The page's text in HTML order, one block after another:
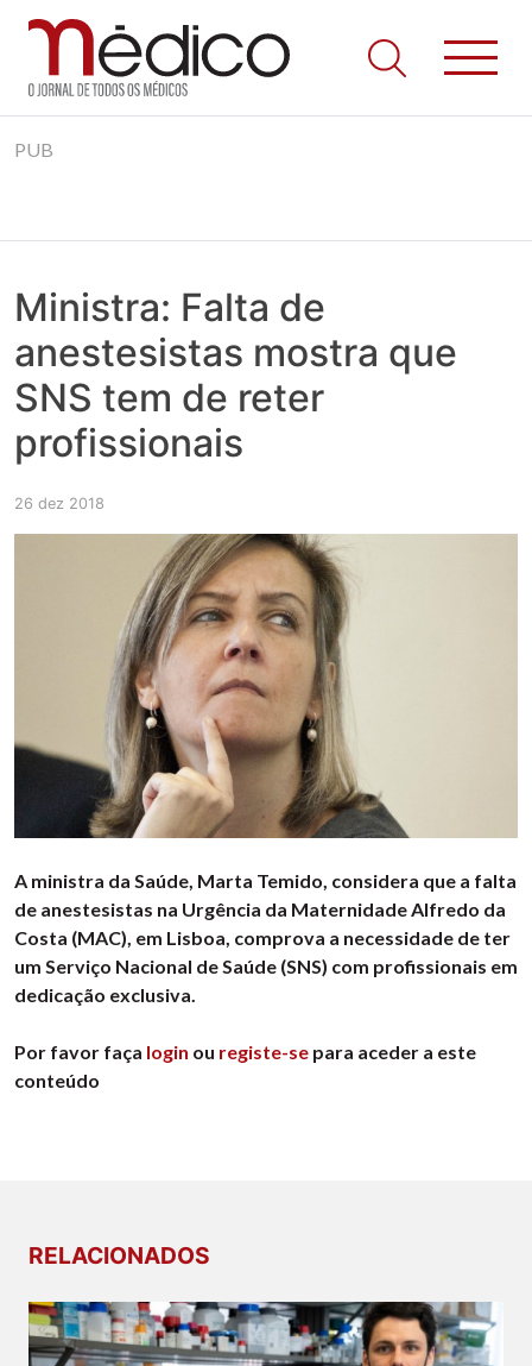
to
Jornal Médico
Médico – O Jornal de Todos os Médicos. Onde as notícias
realmente contam! Tudo o que se passa na Saúde!
PUB
Ministra: Falta de
anestesistas mostra que
SNS tem de reter
profissionais
26 dez 2018
A ministra da Saúde, Marta Temido, considera que a falta
de anestesistas na Urgência da Maternidade Alfredo da
Costa (MAC), em Lisboa, comprova a necessidade de ter
um Serviço Nacional de Saúde (SNS) com profissionais em
dedicação exclusiva.
Por favor faça login ou registe-se para aceder a este
conteúdo
RELACIONADOS